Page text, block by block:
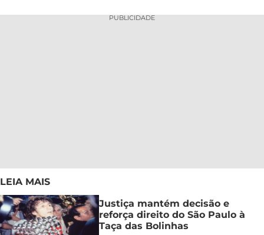
PUBLICIDADE
LEIA MAIS
Justiça mantém decisão e
reforça direito do São Paulo à
Taça das Bolinhas